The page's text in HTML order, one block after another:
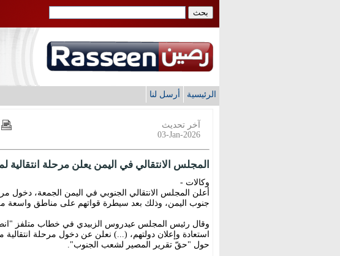
الرئيسية أرسل لنا
آخر تحديث
03-Jan-2026
المجلس الانتقالي في اليمن يعلن مرحلة انتقالية
وكالات -
أعلن المجلس الانتقالي الجنوبي في اليمن الجمعة، دخول
جنوب اليمن، وذلك بعد سيطرة قواتهم على مناطق واسعة
وقال رئيس المجلس عيدروس الزبيدي في خطاب متلفز
استعادة وإعلان دولتهم، (...) نعلن عن دخول مرحلة
حول "حقّ تقرير المصير لشعب الجنوب".